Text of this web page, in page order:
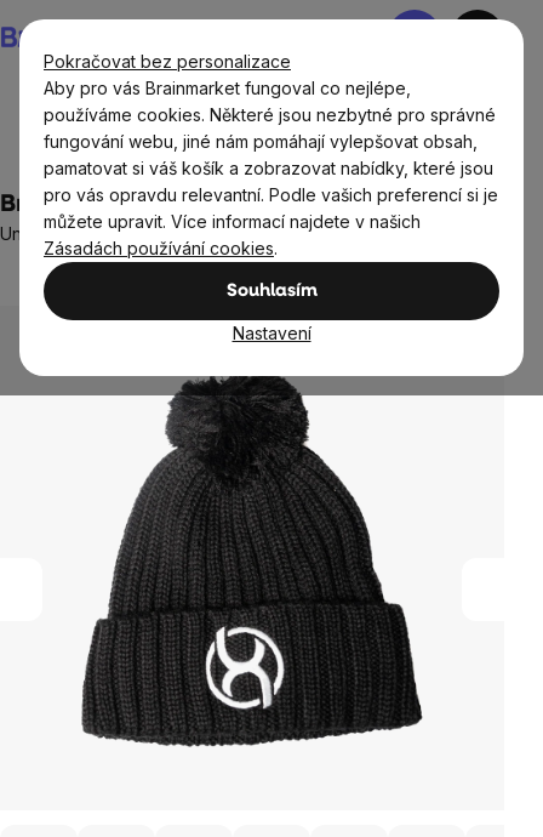
Pokračovat bez personalizace
Aby pro vás Brainmarket fungoval co nejlépe,
používáme cookies. Některé jsou nezbytné pro správné
fungování webu, jiné nám pomáhají vylepšovat obsah,
pamatovat si váš košík a zobrazovat nabídky, které jsou
pro vás opravdu relevantní. Podle vašich preferencí si je
můžete upravit. Více informací najdete v našich
Zásadách používání cookies.
Souhlasím
Nastavení
na
obsah
Nákupní
Oblečení a doplňky
BrainMax zimní čepice, černá
Unisex zimní čepice v černé barvě
Průměrné
hodnocení
produktu
z
Neohodnoceno